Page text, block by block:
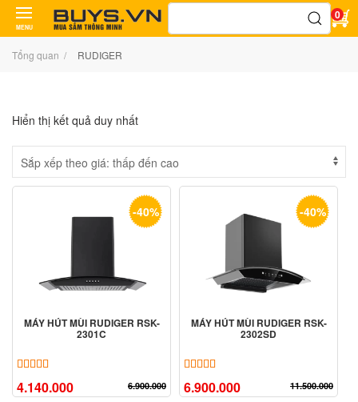
MENU
Tìm
0
Tổng quan RUDIGER
Hiển thị kết quả duy nhất
-40%
MÁY HÚT MÙI RUDIGER RSK-
2301C
4.140.000 6.900.000
-40%
MÁY HÚT MÙI RUDIGER RSK-
2302SD
6.900.000 11.500.000